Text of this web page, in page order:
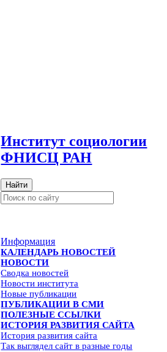
Институт социологии
ФНИСЦ РАН
Найти
Информация
КАЛЕНДАРЬ НОВОСТЕЙ
НОВОСТИ
Сводка новостей
Новости института
Новые публикации
ПУБЛИКАЦИИ В СМИ
ПОЛЕЗНЫЕ ССЫЛКИ
ИСТОРИЯ РАЗВИТИЯ САЙТА
История развития сайта
Так выглядел сайт в разные годы